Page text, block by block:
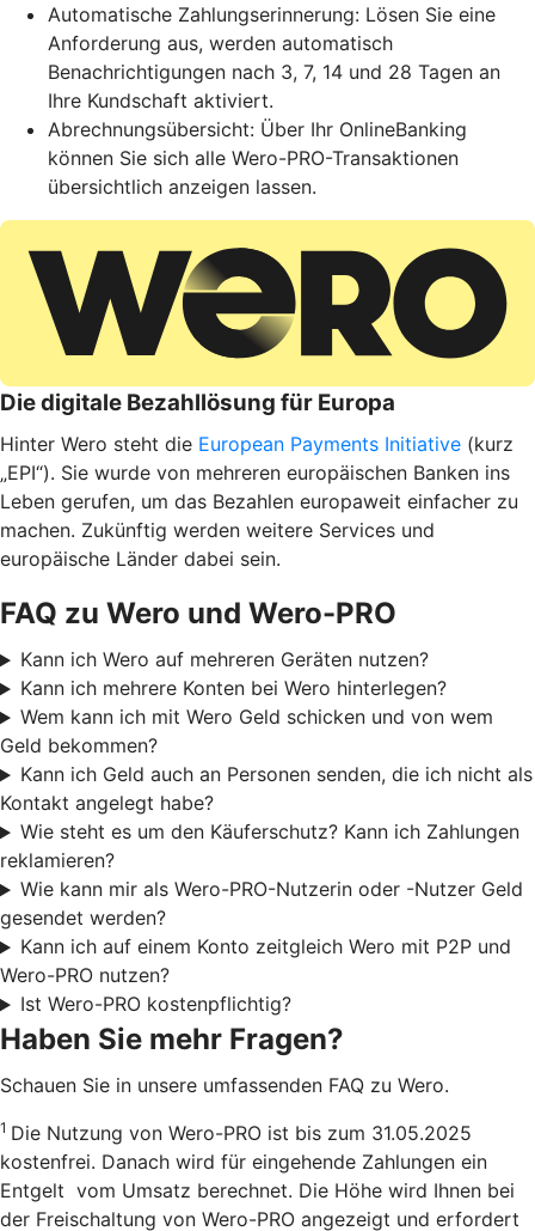
Automatische Zahlungserinnerung: Lösen Sie eine
Anforderung aus, werden automatisch
Benachrichtigungen nach 3, 7, 14 und 28 Tagen an
Ihre Kundschaft aktiviert.
Abrechnungsübersicht: Über Ihr OnlineBanking
können Sie sich alle Wero-PRO-Transaktionen
übersichtlich anzeigen lassen.
Die digitale Bezahllösung für Europa
Hinter Wero steht die European Payments Initiative (kurz
„EPI“). Sie wurde von mehreren europäischen Banken ins
Leben gerufen, um das Bezahlen europaweit einfacher zu
machen. Zukünftig werden weitere Services und
europäische Länder dabei sein.
FAQ zu Wero und Wero-PRO
Kann ich Wero auf mehreren Geräten nutzen?
Kann ich mehrere Konten bei Wero hinterlegen?
Wem kann ich mit Wero Geld schicken und von wem
Geld bekommen?
Kann ich Geld auch an Personen senden, die ich nicht als
Kontakt angelegt habe?
Wie steht es um den Käuferschutz? Kann ich Zahlungen
reklamieren?
Wie kann mir als Wero-PRO-Nutzerin oder -Nutzer Geld
gesendet werden?
Kann ich auf einem Konto zeitgleich Wero mit P2P und
Wero-PRO nutzen?
Ist Wero-PRO kostenpflichtig?
Haben Sie mehr Fragen?
Schauen Sie in unsere umfassenden FAQ zu Wero.
1 Die Nutzung von Wero-PRO ist bis zum 31.05.2025
kostenfrei. Danach wird für eingehende Zahlungen ein
Entgelt vom Umsatz berechnet. Die Höhe wird Ihnen bei
der Freischaltung von Wero-PRO angezeigt und erfordert